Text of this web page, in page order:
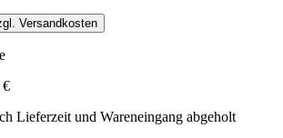
Versandkosten
€
Lieferzeit und Wareneingang abgeholt